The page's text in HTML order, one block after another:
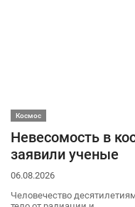
Космос
Невесомость в
заявили ученые
06.08.2026
Человечество